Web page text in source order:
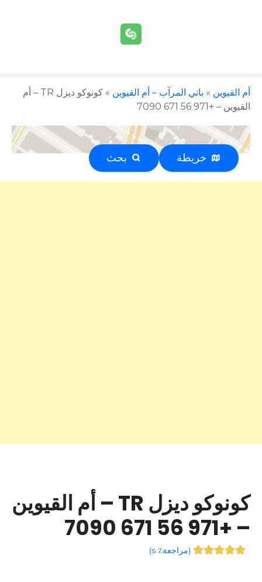
أم القيوين » باني المرآب – أم القيوين »
كونوكو ديزل TR – أم
القيوين – +971 56 671 7090
خريطة بحثإعلان
كونوكو ديزل TR – أم القيوين
– +971 56 671 7090
(مراجعة٪ s )